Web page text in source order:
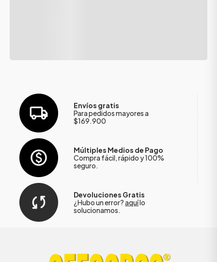
Envíos gratis
Para pedidos mayores a
$169.900
Múltiples Medios de Pago
Compra fácil, rápido y 100%
seguro.
Devoluciones Gratis
¿Hubo un error?aquílo
solucionamos.